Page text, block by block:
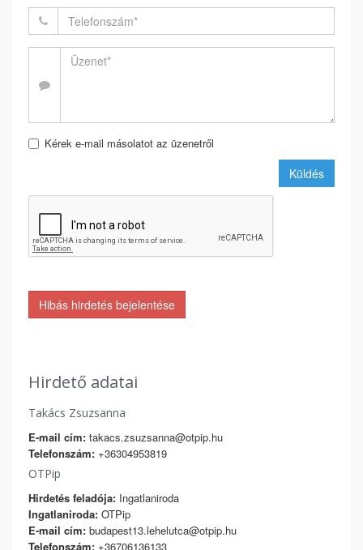
Kérek e-mail másolatot az üzenetről
Küldés
Hibás hirdetés bejelentése
Hirdető adatai
Takács Zsuzsanna
E-mail cím: takacs.zsuzsanna@otpip.hu
Telefonszám: +36304953819
OTPip
Hirdetés feladója: Ingatlaniroda
Ingatlaniroda: OTPip
E-mail cím: budapest13.lehelutca@otpip.hu
Telefonszám: +36706136133